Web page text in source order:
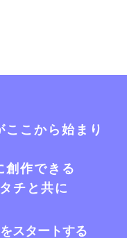
こから始まり
創作できる
チと共に
スタートする